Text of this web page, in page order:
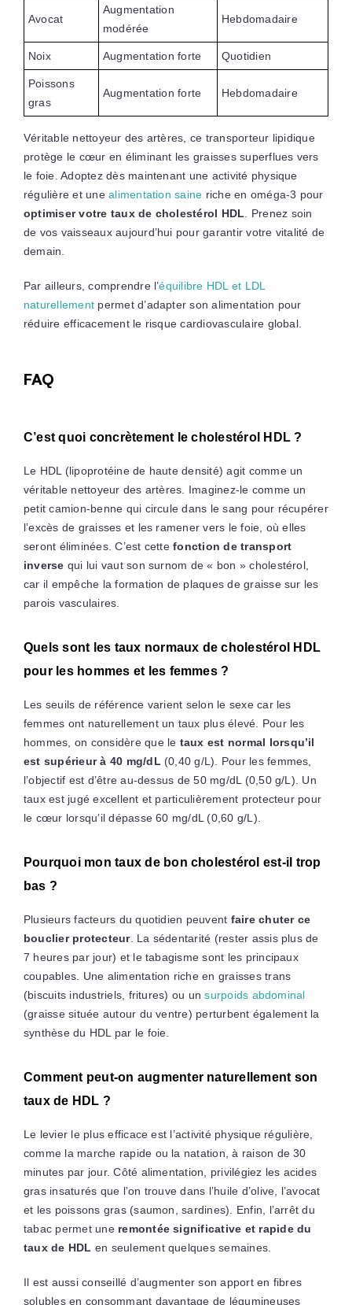
Avocat
Augmentation
modérée
Hebdomadaire
Noix Augmentation forte Quotidien
Poissons
gras
Augmentation forte Hebdomadaire
Véritable nettoyeur des artères, ce transporteur lipidique
protège le cœur en éliminant les graisses superflues vers
le foie. Adoptez dès maintenant une activité physique
régulière et unealimentation saine riche en oméga-3 pour
optimiser votre taux de cholestérol HDL . Prenez soin
de vos vaisseaux aujourd’hui pour garantir votre vitalité de
demain.
Par ailleurs, comprendre l’équilibre HDL et LDL
naturellement permet d’adapter son alimentation pour
réduire efficacement le risque cardiovasculaire global.
FAQ
C’est quoi concrètement le cholestérol HDL ?
Le HDL (lipoprotéine de haute densité) agit comme un
véritable nettoyeur des artères. Imaginez-le comme un
petit camion-benne qui circule dans le sang pour récupérer
l’excès de graisses et les ramener vers le foie, où elles
seront éliminées. C’est cettefonction de transport
inverse qui lui vaut son surnom de « bon » cholestérol,
car il empêche la formation de plaques de graisse sur les
parois vasculaires.
Quels sont les taux normaux de cholestérol HDL
pour les hommes et les femmes ?
Les seuils de référence varient selon le sexe car les
femmes ont naturellement un taux plus élevé. Pour les
hommes, on considère que le taux est normal lorsqu’il
est supérieur à 40 mg/dL (0,40 g/L). Pour les femmes,
l’objectif est d’être au-dessus de 50 mg/dL (0,50 g/L). Un
taux est jugé excellent et particulièrement protecteur pour
le cœur lorsqu’il dépasse 60 mg/dL (0,60 g/L).
Pourquoi mon taux de bon cholestérol est-il trop
bas ?
Plusieurs facteurs du quotidien peuvent faire chuter ce
bouclier protecteur. La sédentarité (rester assis plus de
7 heures par jour) et le tabagisme sont les principaux
coupables. Une alimentation riche en graisses trans
(biscuits industriels, fritures) ou unsurpoids abdominal
(graisse située autour du ventre) perturbent également la
synthèse du HDL par le foie.
Comment peut-on augmenter naturellement son
taux de HDL ?
Le levier le plus efficace est l’activité physique régulière,
comme la marche rapide ou la natation, à raison de 30
minutes par jour. Côté alimentation, privilégiez les acides
gras insaturés que l’on trouve dans l’huile d’olive, l’avocat
et les poissons gras (saumon, sardines). Enfin, l’arrêt du
tabac permet une remontée significative et rapide du
taux de HDL en seulement quelques semaines.
Il est aussi conseillé d’augmenter son apport en fibres
solubles en consommant davantage de légumineuses